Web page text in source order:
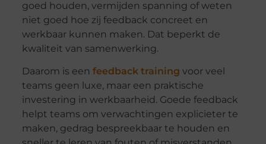
goed houden, vermijden spanning of weten
niet goed hoe zij feedback concreet en
werkbaar kunnen maken. Dat beperkt de
kwaliteit van samenwerking.
Daarom is een feedback training voor veel
teams geen luxe, maar een praktische
investering in werkbaarheid. Goede feedback
helpt teams om verwachtingen explicieter te
maken, gedrag bespreekbaar te houden en